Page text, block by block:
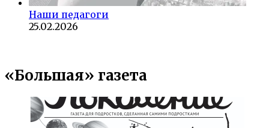
Наши педагоги
25.02.2026
«Большая» газета